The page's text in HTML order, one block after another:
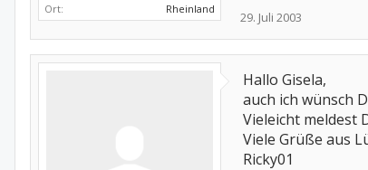
Ort:
Rheinland
29. Juli 2003
Hallo Gisela,
auch ich wünsch
Vieleicht meldest
Viele Grüße aus
Ricky01